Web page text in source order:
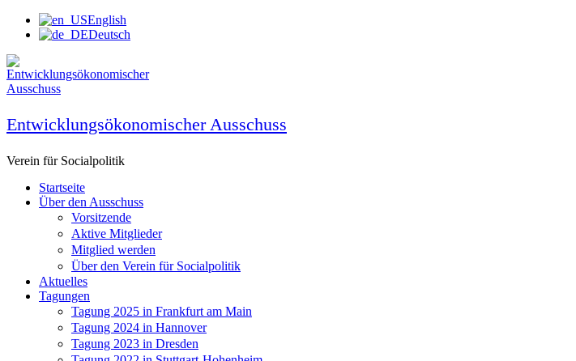
Zum
Inhalt
English
Deutsch
Entwicklungsökonomischer Ausschuss
Verein für Socialpolitik
Startseite
Über den Ausschuss
Vorsitzende
Aktive Mitglieder
Mitglied werden
Über den Verein für Socialpolitik
Aktuelles
Tagungen
Tagung 2025 in Frankfurt am Main
Tagung 2024 in Hannover
Tagung 2023 in Dresden